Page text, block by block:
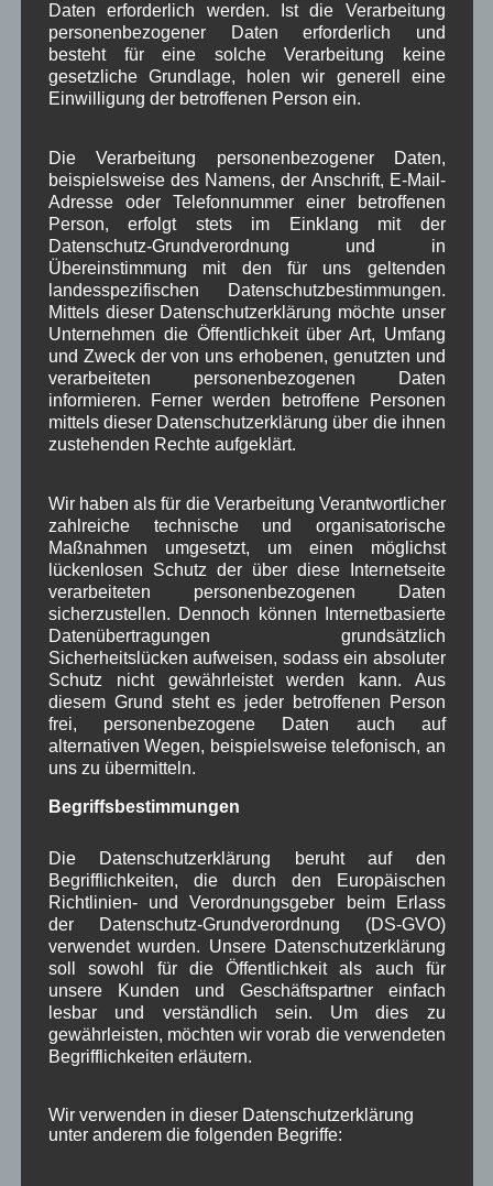
TV ,Umfrage , Veranstaltung , Verkehr ,
Verwaltung , Video ,
Woiga.de
Zeitung ,Zigarettensteig
Bauernregel im August
Wenn's im August aus Norden weht, bestaendiges Wetter vor
dir steht.
Neueste Kommentare
WBEbeiÜber uns
Gerd Erfertbei Über uns
Beitragsarchiv
August 2026(2)
Juli 2026(9)
Juni 2026(4)
Mai 2026
(11)
April 2026(8)
März 2026(9)
Februar 2026
Januar 2026(8)
November 2025(5)
Oktober 2025(8)
September 2025
(5)
August 2025(2)
Juli 2025(9)
Juni 2025(7)
Mai 2025
April 2025(8)
März 2025(5)
Dezember 2024(7)
November 2024(14)
Daten erforderlich werden. Ist die Verarbeitung
personenbezogener Daten erforderlich und
besteht für eine solche Verarbeitung keine
gesetzliche Grundlage, holen wir generell eine
Einwilligung der betroffenen Person ein.
Die Verarbeitung personenbezogener Daten,
beispielsweise des Namens, der Anschrift, E-Mail-
Adresse oder Telefonnummer einer betroffenen
Person, erfolgt stets im Einklang mit der
Datenschutz-Grundverordnung und in
Übereinstimmung mit den für uns geltenden
landesspezifischen Datenschutzbestimmungen.
Mittels dieser Datenschutzerklärung möchte unser
Unternehmen die Öffentlichkeit über Art, Umfang
und Zweck der von uns erhobenen, genutzten und
verarbeiteten personenbezogenen Daten
informieren. Ferner werden betroffene Personen
mittels dieser Datenschutzerklärung über die ihnen
zustehenden Rechte aufgeklärt.
Wir haben als für die Verarbeitung Verantwortlicher
zahlreiche technische und organisatorische
Maßnahmen umgesetzt, um einen möglichst
lückenlosen Schutz der über diese Internetseite
verarbeiteten personenbezogenen Daten
sicherzustellen. Dennoch können Internetbasierte
Datenübertragungen grundsätzlich
Sicherheitslücken aufweisen, sodass ein absoluter
Schutz nicht gewährleistet werden kann. Aus
diesem Grund steht es jeder betroffenen Person
frei, personenbezogene Daten auch auf
alternativen Wegen, beispielsweise telefonisch, an
uns zu übermitteln.
Begriffsbestimmungen
Die Datenschutzerklärung beruht auf den
Begrifflichkeiten, die durch den Europäischen
Richtlinien- und Verordnungsgeber beim Erlass
der Datenschutz-Grundverordnung (DS-GVO)
verwendet wurden. Unsere Datenschutzerklärung
soll sowohl für die Öffentlichkeit als auch für
unsere Kunden und Geschäftspartner einfach
lesbar und verständlich sein. Um dies zu
gewährleisten, möchten wir vorab die verwendeten
Begrifflichkeiten erläutern.
Wir verwenden in dieser Datenschutzerklärung
unter anderem die folgenden Begriffe: